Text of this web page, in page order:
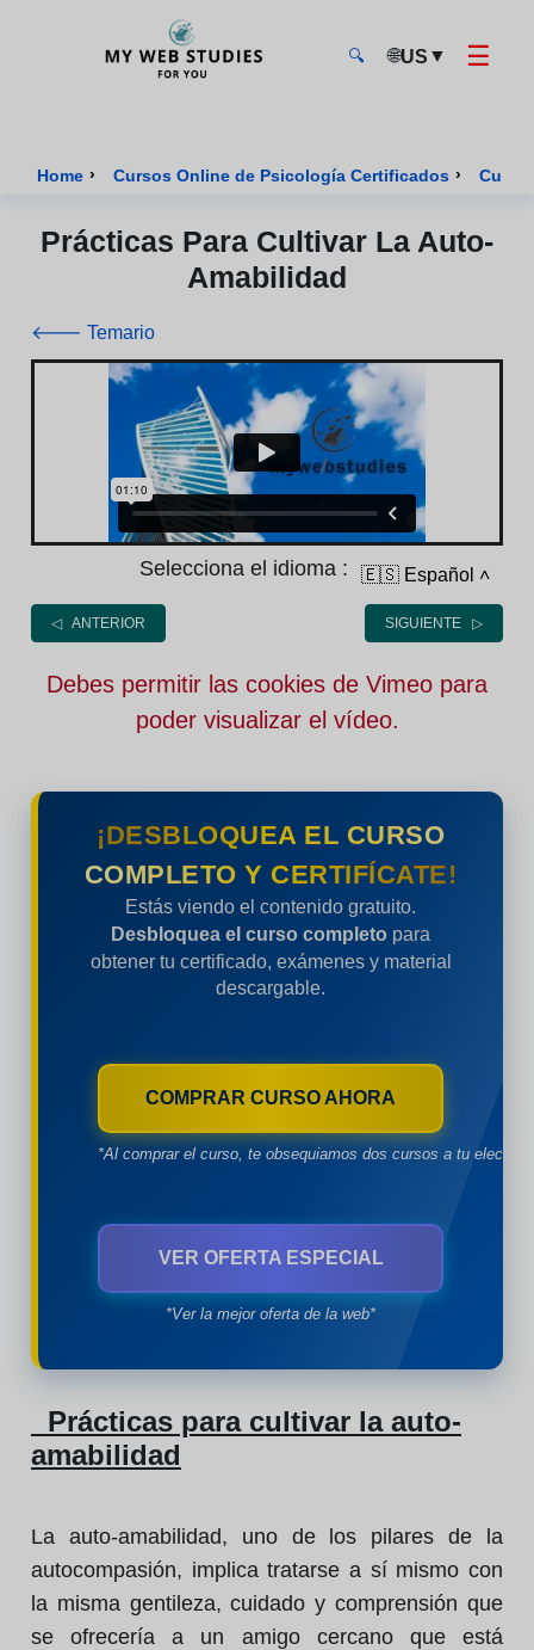
🔍 🌐US ▼ ☰
Home › Cursos Online de Psicología Certificados › Curso
Prácticas Para Cultivar La Auto-
Amabilidad
🡐 Temario
Selecciona el idioma : 🇪🇸 Español ˄
◁ ANTERIOR SIGUIENTE ▷
Debes permitir las cookies de Vimeo para
poder visualizar el vídeo.
¡DESBLOQUEA EL CURSO
COMPLETO Y CERTIFÍCATE!
Estás viendo el contenido gratuito.
Desbloquea el curso completo para
obtener tu certificado, exámenes y material
descargable.
COMPRAR CURSO AHORA
*Al comprar el curso, te obsequiamos dos cursos a tu
VER OFERTA ESPECIAL
*Ver la mejor oferta de la web*
Prácticas para cultivar la auto-
amabilidad
La auto-amabilidad, uno de los pilares de la
autocompasión, implica tratarse a sí mismo con
la misma gentileza, cuidado y comprensión que
se ofrecería a un amigo cercano que está